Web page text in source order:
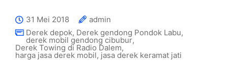
31 Mei 2018
admin
Derek depok, Derek gendong Pondok Labu,
derek mobil gendong cibubur,
Derek Towing di Radio Dalem,
harga jasa derek mobil, jasa derek keramat jati